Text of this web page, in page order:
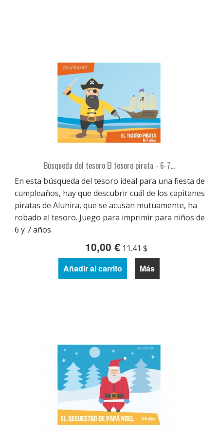
Búsqueda del tesoro El tesoro pirata - 6-7...
En esta búsqueda del tesoro ideal para una fiesta de
cumpleaños, hay que descubrir cuál de los capitanes
piratas de Alunira, que se acusan mutuamente, ha
robado el tesoro. Juego para imprimir para niños de
6 y 7 años.
10,00 € 11.41 $
Añadir al carrito Más